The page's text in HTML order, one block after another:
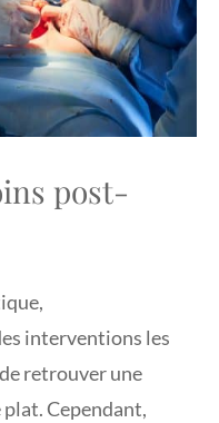
post-
interventions les
retrouver une
Cependant,